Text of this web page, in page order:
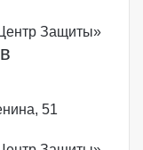
Защиты»
51